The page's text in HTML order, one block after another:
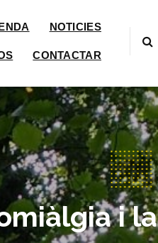
NOTICIES
CONTACTAR
i la